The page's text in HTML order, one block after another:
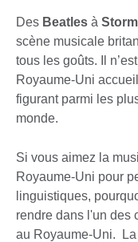
Des Beatles à
scène musicale
tous les goûts. Il
Royaume-Uni
figurant parmi les
monde.
Si vous aimez la
Royaume-Uni pour
linguistiques,
rendre dans l'un des
au Royaume-Uni.